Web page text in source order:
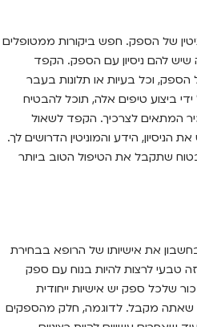
של הספק. חפש ביקורות ממטופלים
שיש להם ניסיון עם הספק. הקפד
וכל בעיות או תלונות בעבר
ביצוע טיפים אלה, תוכל להבטיח
המתאים לצרכיך. הקפד לשאול
הידע והמוניטין הדרושים לך.
שתקבל את הטיפול הטוב ביותר
את אישיותו של הרופא בבחירת
טבעי לרצות להיות בנוח עם ספק
שלכל ספק יש אישיות ייחודית
שאתה מקבל. לדוגמה, חלק מהספקים